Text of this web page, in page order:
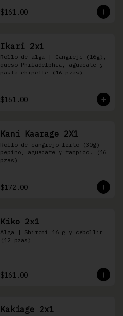
$161.00
Ikari 2x1
Rollo de alga | Cangrejo (16g),
queso Philadelphia, aguacate y
pasta chipotle (16 pzas)
$161.00
Kani Kaarage 2X1
Rollo de cangrejo frito (30g)
pepino, aguacate y tampico. (16
pzas)
$172.00
Kiko 2x1
Alga | Shiromi 16 g y cebollin
(12 pzas)
$161.00
Kakiage 2x1